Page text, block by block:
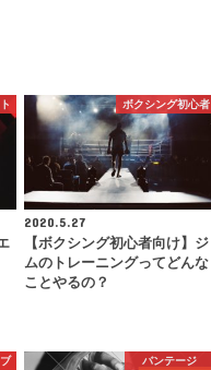
ボクシング初心者
2020.5.27
【ボクシング初心者向け】ジ
ムのトレーニングってどんな
ことやるの？
バンテージ